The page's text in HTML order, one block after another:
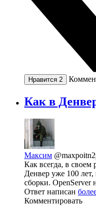
Нравится 2
Как в
Максим
Как всегда, в своем
Денвер уже 100 лет,
сборки. OpenServer
Ответ написан
Комментировать